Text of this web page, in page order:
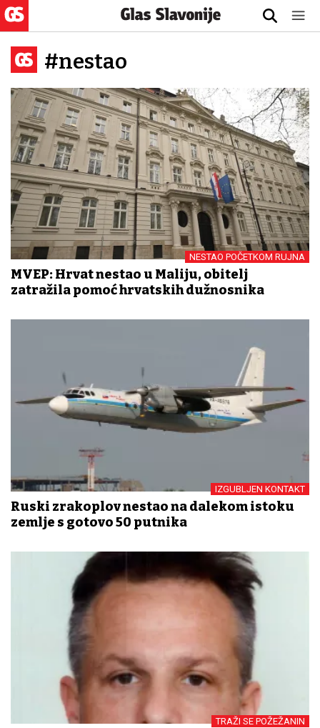
#nestao
NESTAO POČETKOM RUJNA
MVEP: Hrvat nestao u Maliju, obitelj
zatražila pomoć hrvatskih dužnosnika
IZGUBLJEN KONTAKT
Ruski zrakoplov nestao na dalekom istoku
zemlje s gotovo 50 putnika
TRAŽI SE POŽEŽANIN